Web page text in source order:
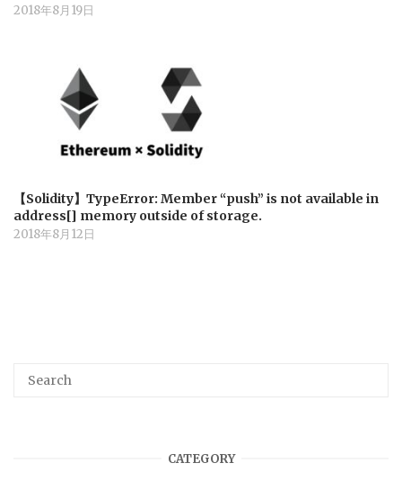
2018年8月19日
【Solidity】TypeError: Member “push” is not available in
address[] memory outside of storage.
2018年8月12日
CATEGORY